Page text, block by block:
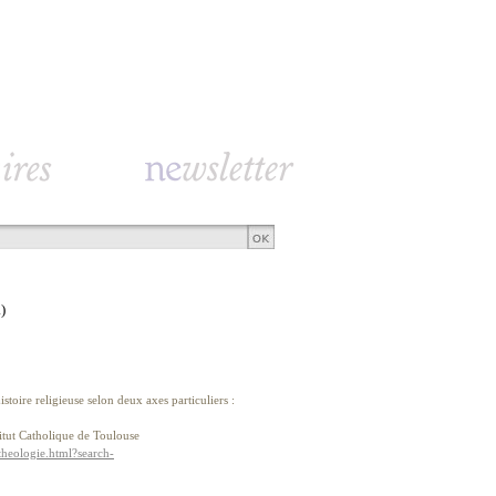
religieuse selon deux axes particuliers :
Catholique de Toulouse